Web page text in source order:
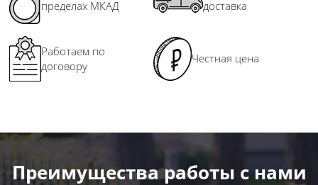
пределах МКАД
доставка
Работаем по
договору
Честная цена
Преимущества работы с нами